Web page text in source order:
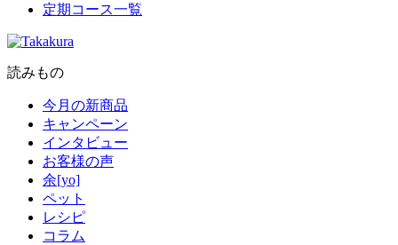
定期コース一覧
読みもの
今月の新商品
キャンペーン
インタビュー
お客様の声
余[yo]
ペット
レシピ
コラム